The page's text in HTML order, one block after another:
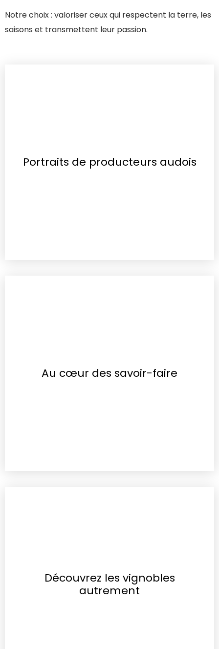
Notre choix : valoriser ceux qui respectent la terre, les
saisons et transmettent leur passion.
Portraits de producteurs audois
Au cœur des savoir-faire
Découvrez les vignobles
autrement